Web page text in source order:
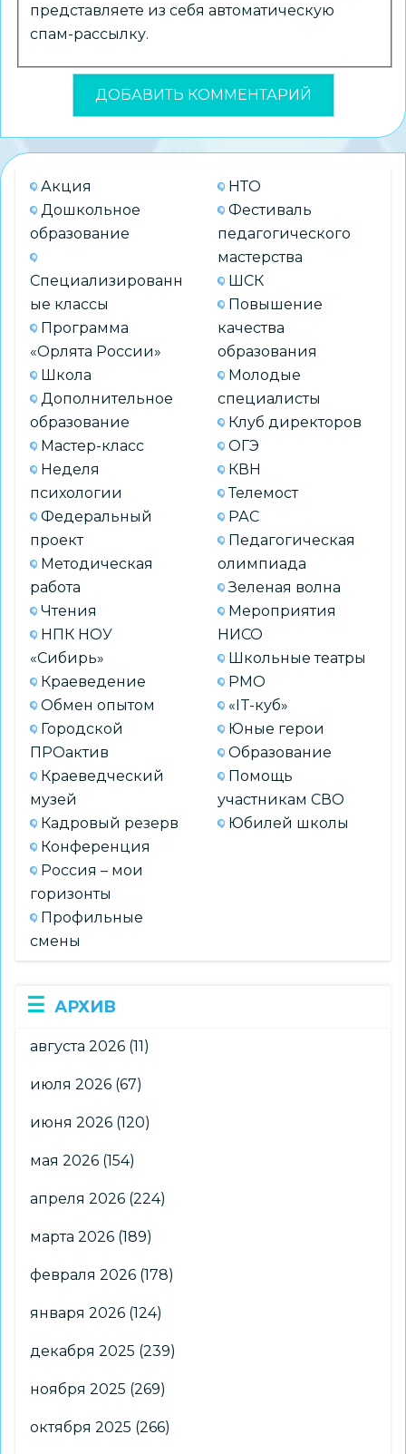
представляете из себя автоматическую
спам-рассылку.
Акция
Дошкольное
образование
Специализированн
ые классы
Программа
«Орлята России»
Школа
Дополнительное
образование
Мастер-класс
Неделя
психологии
Федеральный
проект
Методическая
работа
Чтения
НПК НОУ
«Сибирь»
Краеведение
Обмен опытом
Городской
ПРОактив
Краеведческий
музей
Кадровый резерв
Конференция
Россия – мои
горизонты
Профильные
смены
НТО
Фестиваль
педагогического
мастерства
ШСК
Повышение
качества
образования
Молодые
специалисты
Клуб директоров
ОГЭ
КВН
Телемост
РАС
Педагогическая
олимпиада
Зеленая волна
Мероприятия
НИСО
Школьные театры
РМО
«IT-куб»
Юные герои
Образование
Помощь
участникам СВО
Юбилей школы
АРХИВ
августа 2026 (11)
июля 2026 (67)
июня 2026 (120)
мая 2026 (154)
апреля 2026 (224)
марта 2026 (189)
февраля 2026 (178)
января 2026 (124)
декабря 2025 (239)
ноября 2025 (269)
октября 2025 (266)